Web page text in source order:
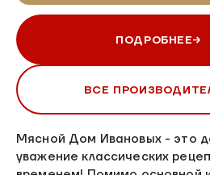
ПОДРОБНЕЕ
ВСЕ
Мясной Дом Ивановых - это
уважение классических